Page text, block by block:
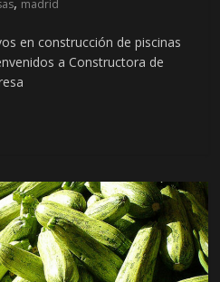
madrid
en construcción de piscinas
a Constructora de